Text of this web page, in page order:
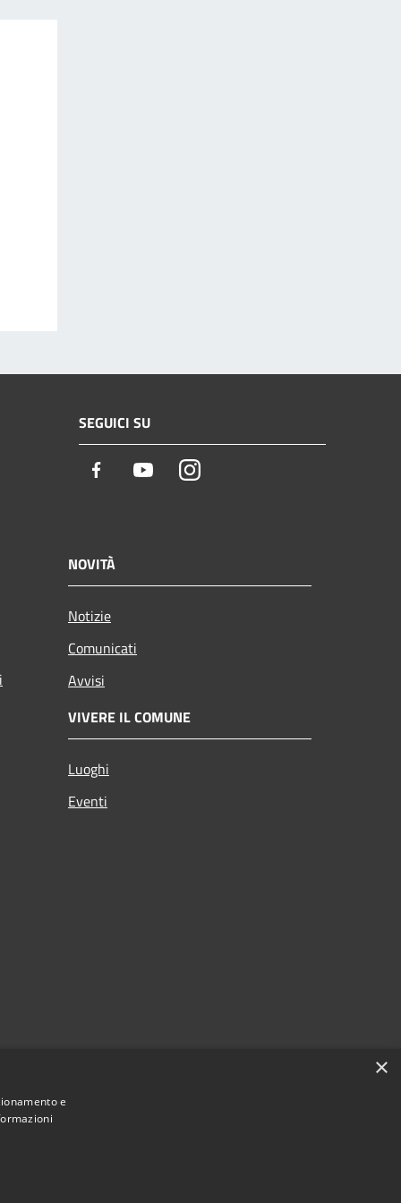
SEGUICI SU
Facebook YoutubeInstagram
NOVITÀ
Notizie
Comunicati
Avvisi
VIVERE IL COMUNE
Luoghi
Eventi
×
e